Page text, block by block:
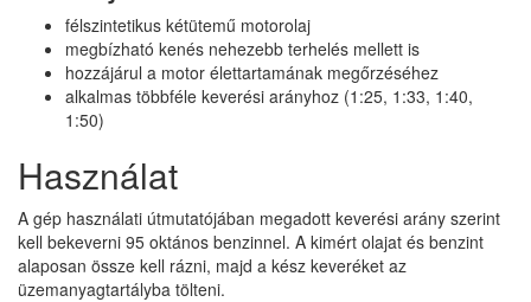
félszintetikus kétütemű motorolaj
megbízható kenés nehezebb terhelés mellett is
hozzájárul a motor élettartamának megőrzéséhez
alkalmas többféle keverési arányhoz (1:25, 1:33, 1:40,
1:50)
Használat
A gép használati útmutatójában megadott keverési arány szerint
kell bekeverni 95 oktános benzinnel. A kimért olajat és benzint
alaposan össze kell rázni, majd a kész keveréket az
üzemanyagtartályba tölteni.